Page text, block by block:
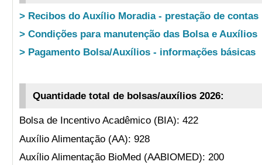
> Recibos do Auxílio Moradia - prestação de contas
> Condições para manutenção das Bolsa e Auxílios
> Pagamento Bolsa/Auxílios - informações básicas
Quantidade total de bolsas/auxílios 2026:
Bolsa de Incentivo Acadêmico (BIA): 422
Auxílio Alimentação (AA): 928
Auxílio Alimentação BioMed (AABIOMED): 200